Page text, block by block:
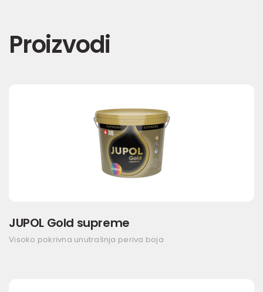
Proizvodi
JUPOL Gold supreme
Visoko pokrivna unutrašnja periva boja